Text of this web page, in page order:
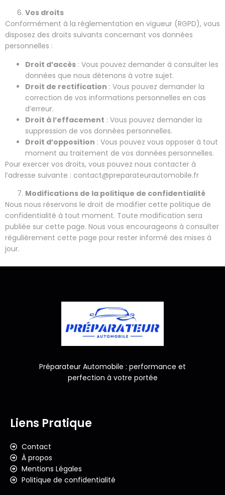
Vos droits
Conformément à la réglementation en vigueur (RGPD), vous
disposez des droits suivants concernant vos données
personnelles :
Droit d’accès : Vous pouvez demander à consulter les
données que nous détenons à votre sujet.
Droit de rectification : Vous pouvez demander la
correction de vos informations personnelles en cas
d’erreur.
Droit à l’effacement : Vous pouvez demander la
suppression de vos données personnelles.
Droit d’opposition : Vous pouvez vous opposer à tout
moment au traitement de vos données personnelles.
Pour exercer vos droits, vous pouvez nous contacter à
l’adresse suivante : contact@preparateurautomobile.fr
Modifications de la politique de confidentialité
Nous nous réservons le droit de modifier cette politique de
confidentialité à tout moment. Toute modification sera
publiée sur cette page. Nous vous encourageons à consulter
régulièrement cette page pour rester informé des mises à
jour.
Préparateur Automobile : performance et
perfection à votre portée
Liens Pratique
Contact
À propos
Mentions Légales
Politique de confidentialité